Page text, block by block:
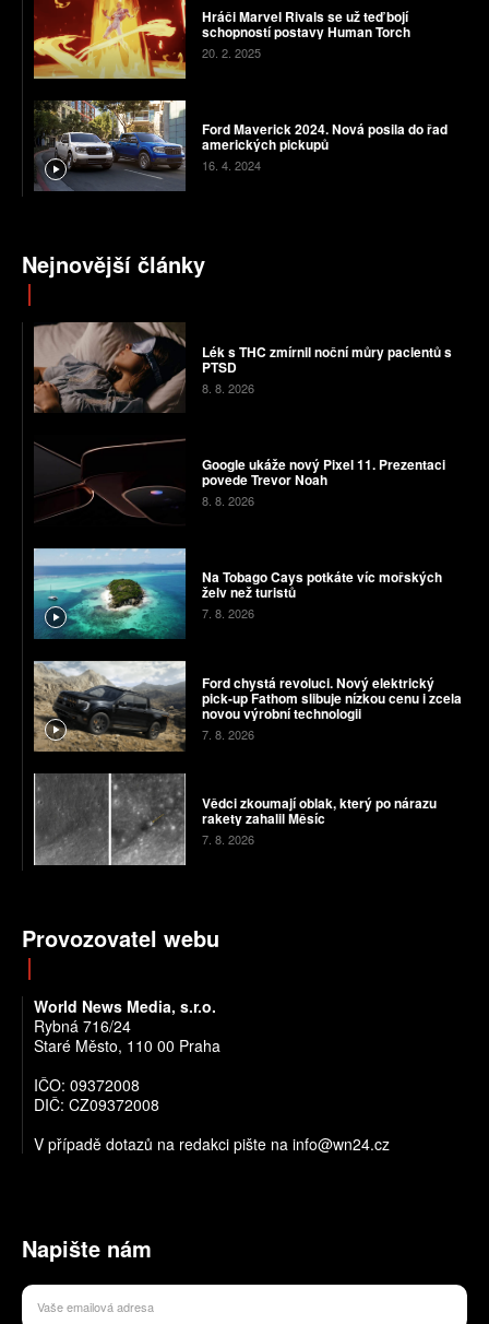
Hráči Marvel Rivals se už teď bojí
schopností postavy Human Torch
20. 2. 2025
Ford Maverick 2024. Nová posila do řad
amerických pickupů
16. 4. 2024
Nejnovější články
Lék s THC zmírnil noční můry pacientů s
PTSD
8. 8. 2026
Google ukáže nový Pixel 11. Prezentaci
povede Trevor Noah
8. 8. 2026
Na Tobago Cays potkáte víc mořských
želv než turistů
7. 8. 2026
Ford chystá revoluci. Nový elektrický
pick-up Fathom slibuje nízkou cenu i zcela
novou výrobní technologii
7. 8. 2026
Vědci zkoumají oblak, který po nárazu
rakety zahalil Měsíc
7. 8. 2026
Provozovatel webu
World News Media, s.r.o.
Rybná 716/24
Staré Město, 110 00 Praha
IČO: 09372008
DIČ: CZ09372008
V případě dotazů na redakci pište na info@wn24.cz
Napište nám